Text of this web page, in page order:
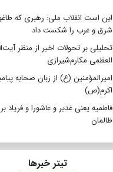
این است انقلاب ملی: رهبری که
شرق و غرب را شکست داد
تحلیلی بر تحولات اخیر از منظر
العظمی مکارم‌شیرازی
امیرالمؤمنین (ع) از زبان صحابه
اکرم(ص)
فاطمیه یعنی غدیر و عاشورا و فریاد
ظالمان
تیتر خبرها